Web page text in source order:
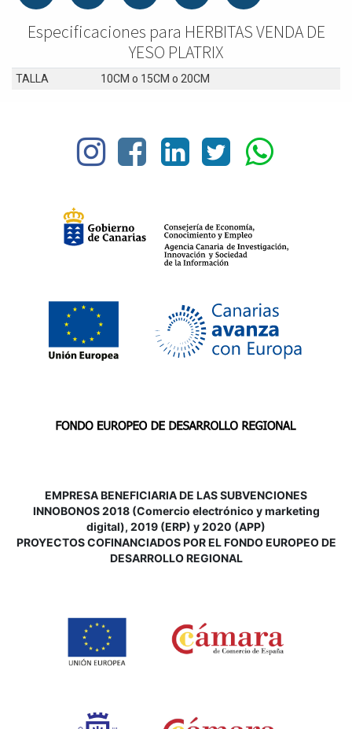
Especificaciones para HERBITAS VENDA DE
YESO PLATRIX
TALLA 10CMo 15CMo20CM
EMPRESA BENEFICIARIA DE LAS SUBVENCIONES
INNOBONOS 2018 (Comercio electrónico y marketing
digital), 2019 (ERP) y 2020 (APP)
PROYECTOS COFINANCIADOS POR EL FONDO EUROPEO DE
DESARROLLO REGIONAL